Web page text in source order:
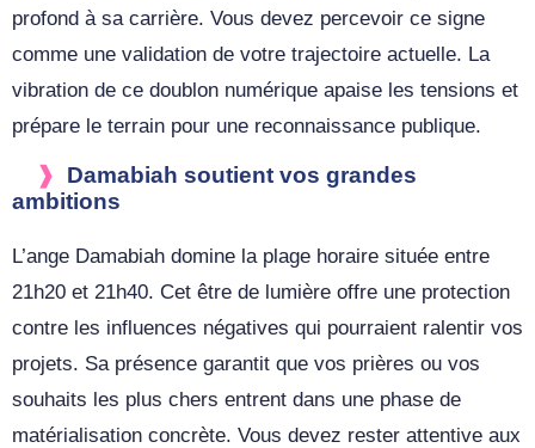
profond à sa carrière. Vous devez percevoir ce signe
comme une validation de votre trajectoire actuelle. La
vibration de ce doublon numérique apaise les tensions et
prépare le terrain pour une reconnaissance publique.
Damabiah soutient vos grandes
ambitions
L’ange Damabiah domine la plage horaire située entre
21h20 et 21h40. Cet être de lumière offre une protection
contre les influences négatives qui pourraient ralentir vos
projets. Sa présence garantit que vos prières ou vos
souhaits les plus chers entrent dans une phase de
matérialisation concrète. Vous devez rester attentive aux